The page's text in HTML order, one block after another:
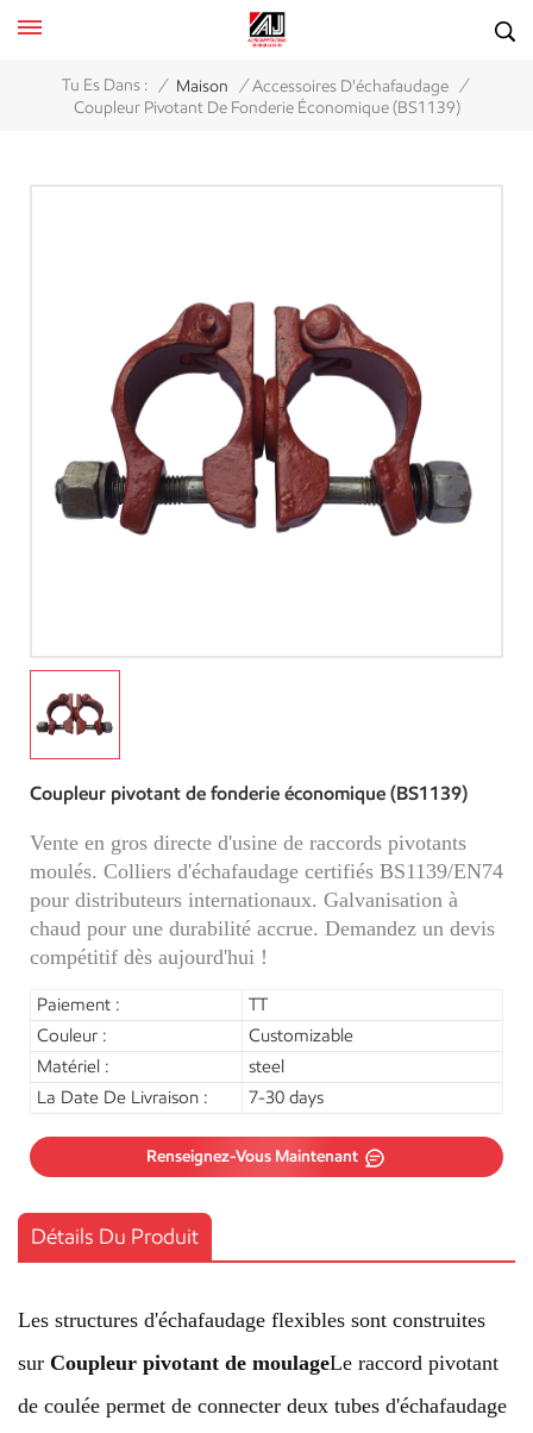
Tu Es Dans : / Maison / Accessoires D'échafaudage /
Coupleur Pivotant De Fonderie Économique (BS1139)
Coupleur pivotant de fonderie économique (BS1139)
Vente en gros directe d'usine de raccords pivotants
moulés. Colliers d'échafaudage certifiés BS1139/EN74
pour distributeurs internationaux. Galvanisation à
chaud pour une durabilité accrue. Demandez un devis
compétitif dès aujourd'hui !
Paiement :
TT
Couleur :
Customizable
Matériel :
steel
La Date De Livraison :
7-30 days
Renseignez-Vous Maintenant
Détails Du Produit
Les structures d'échafaudage flexibles sont construites
sur Coupleur pivotant de moulageLe raccord pivotant
de coulée permet de connecter deux tubes d'échafaudage